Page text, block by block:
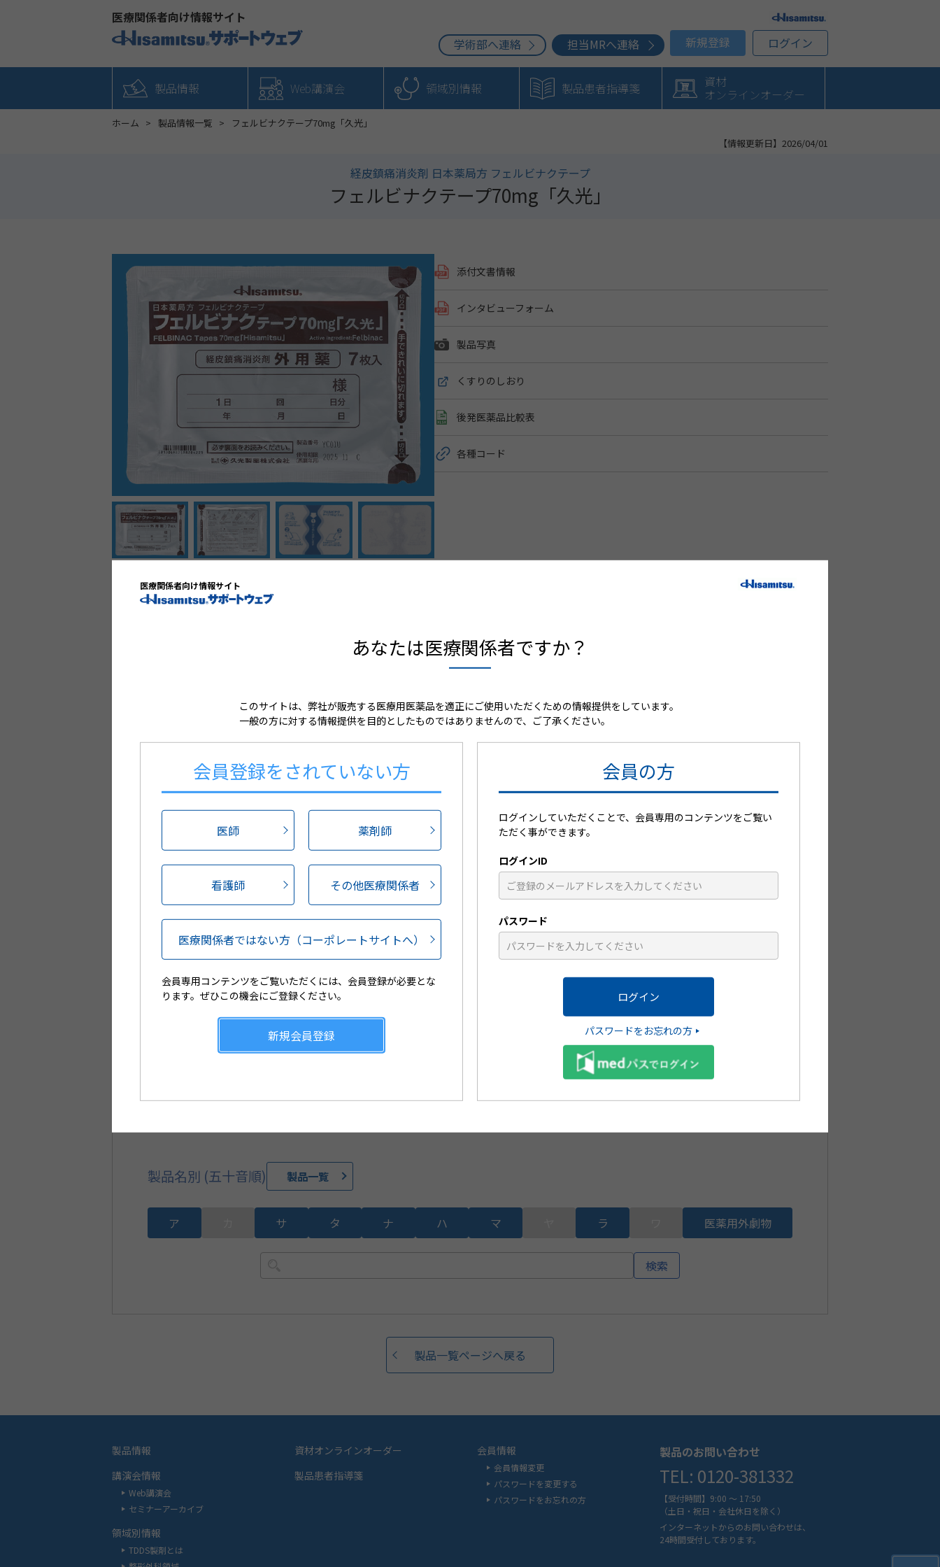
医療関係者向け情報サイト
学術部へ連絡
担当MRへ連絡 新規登録 ログイン
製品情報 Web講演会 領域別情報 製品患者指導箋 資材
オンラインオーダー
ホーム 製品情報一覧
フェルビナクテープ70mg「久光」
【情報更新日】2026/04/01
経皮鎮痛消炎剤 日本薬局方 フェルビナクテープ
フェルビナクテープ70mg「久光」
添付文書情報
インタビューフォーム
製品写真
くすりのしおり
後発医薬品比較表
各種コード
フェルビナク 70mg（3.5%）
白色の支持体に膏体が展延されたテープ剤
280枚（7枚/1袋×40袋）
調剤包装GS1コード
(01)04987188204221
販売包装GS1コード
（販売包装RSSコード）
(01)14987188442101
薬価基準収載コード
（厚生労働省コード）
2649731S1321 YJコード （個別コード）
レセプト電算コード
（医薬品マスターコード）
621521801
製品名別 (五十音順) 製品一覧
ア サ タ ナ ハ マ ラ 医薬用外劇物
検索
製品一覧ページへ戻る
製品情報
講演会情報
Web講演会
セミナーアーカイブ
領域別情報
TDDS製剤とは
資材オンラインオーダー
製品患者指導箋
会員情報
会員情報変更
パスワードを変更する
パスワードをお忘れの方
製品のお問い合わせ
TEL: 0120-381332
【受付時間】9:00 ～ 17:50
（土日・祝日・会社休日を除く）
インターネットからのお問い合わせは、
24時間受付しております。
医療関係者向け情報サイト
あなたは医療関係者ですか？
このサイトは、弊社が販売する医療用医薬品を適正にご使用いただくための情報提供をしています。
一般の方に対する情報提供を目的としたものではありませんので、ご了承ください。
会員登録をされていない方
医師 薬剤師
看護師 その他医療関係者
医療関係者ではない方 （コーポレートサイトへ）
会員専用コンテンツをご覧いただくには、会員登録が必要とな
ります。ぜひこの機会にご登録ください。
新規会員登録
会員の方
ログインしていただくことで、会員専用のコンテンツをご覧い
ただく事ができます。
ログインID
パスワード
パスワードをお忘れの方